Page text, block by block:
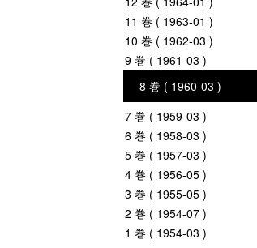
11 巻 ( 1963-01 )
10 巻 ( 1962-03 )
9 巻 ( 1961-03 )
8 巻 ( 1960-03 )
7 巻 ( 1959-03 )
6 巻 ( 1958-03 )
5 巻 ( 1957-03 )
4 巻 ( 1956-05 )
3 巻 ( 1955-05 )
2 巻 ( 1954-07 )
1 巻 ( 1954-03 )